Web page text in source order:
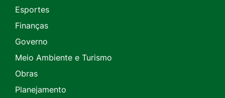
Esportes
Finanças
Governo
Meio Ambiente e Turismo
Obras
Planejamento